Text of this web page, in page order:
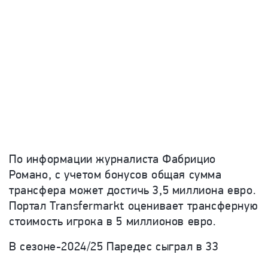
По информации журналиста Фабрицио
Романо, с учетом бонусов общая сумма
трансфера может достичь 3,5 миллиона евро.
Портал Transfermarkt оценивает трансферную
стоимость игрока в 5 миллионов евро.
В сезоне-2024/25 Паредес сыграл в 33